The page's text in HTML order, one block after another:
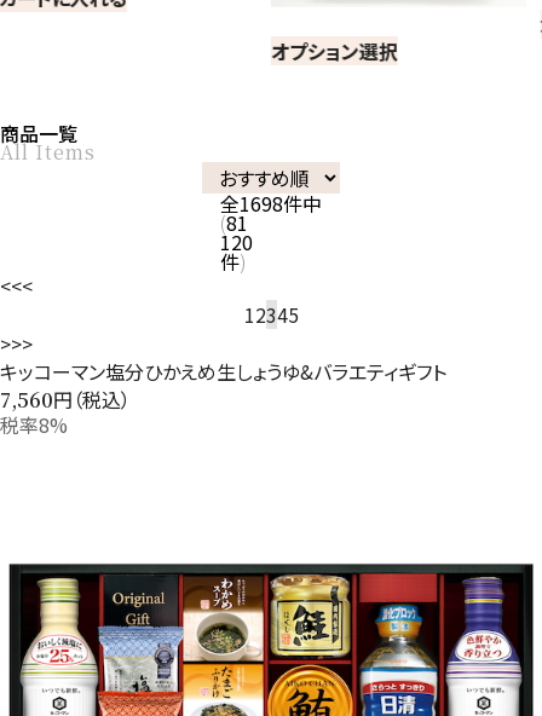
商品一覧
All Items
全1698件中
81
120
件
<<<
12345
>>>
キッコーマン塩分ひかえめ生しょうゆ&バラエティギフト
7,560円（税込）
税率8%